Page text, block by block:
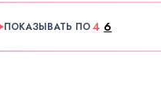
ПОКАЗЫВАТЬ ПО4 6